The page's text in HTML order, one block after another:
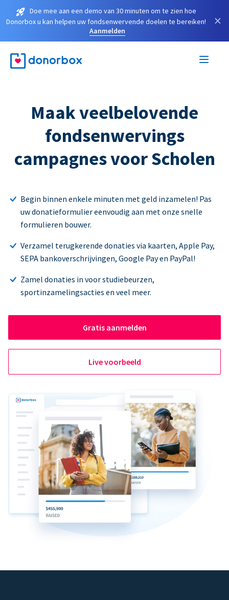
Doe mee aan een demo van 30 minuten om te zien hoe
Donorbox u kan helpen uw fondsenwervende doelen te bereiken!
Aanmelden
×
Maak veelbelovende
fondsenwervings
campagnes voor Scholen
Begin binnen enkele minuten met geld inzamelen! Pas
uw donatieformulier eenvoudig aan met onze snelle
formulieren bouwer.
Verzamel terugkerende donaties via kaarten, Apple Pay,
SEPA bankoverschrijvingen, Google Pay en PayPal!
Zamel donaties in voor studiebeurzen,
sportinzamelingsacties en veel meer.
Gratis aanmelden
Live voorbeeld